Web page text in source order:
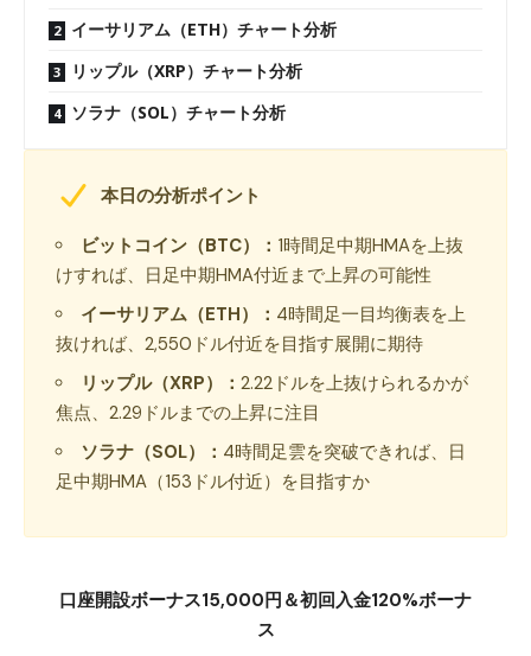
イーサリアム（ETH）チャート分析
リップル（XRP）チャート分析
ソラナ（SOL）チャート分析
本日の分析ポイント
ビットコイン（BTC）： 1時間足中期HMAを上抜
けすれば、日足中期HMA付近まで上昇の可能性
イーサリアム（ETH）： 4時間足一目均衡表を上
抜ければ、2,550ドル付近を目指す展開に期待
リップル（XRP）： 2.22ドルを上抜けられるかが
焦点、2.29ドルまでの上昇に注目
ソラナ（SOL）： 4時間足雲を突破できれば、日
足中期HMA（153ドル付近）を目指すか
口座開設ボーナス15,000円＆初回入金120%ボーナ
ス